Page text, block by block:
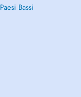
Paesi Bassi